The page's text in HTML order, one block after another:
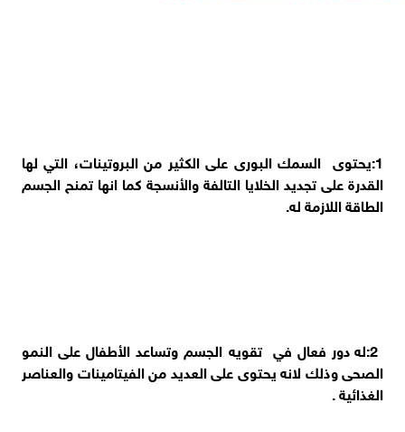
1:يحتوى السمك البورى على الكثير من البروتينات، التي لها
القدرة على تجديد الخلايا التالفة والأنسجة كما انها تمنح الجسم
الطاقة اللازمة له.
2:له دور فعال في تقويه الجسم وتساعد الأطفال على النمو
الصحى وذلك لانه يحتوى على العديد من الفيتامينات والعناصر
الغذائية .